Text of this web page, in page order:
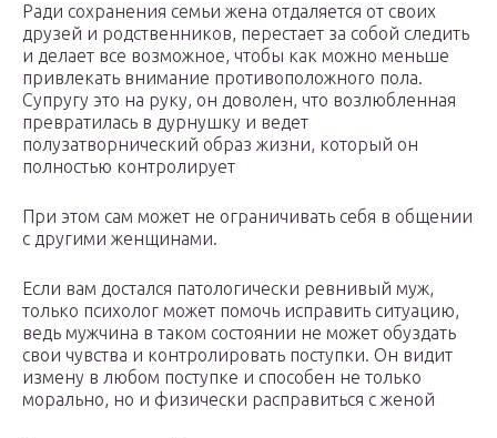
Ради сохранения семьи жена отдаляется от своих
друзей и родственников, перестает за собой следить
и делает все возможное, чтобы как можно меньше
привлекать внимание противоположного пола.
Супругу это на руку, он доволен, что возлюбленная
превратилась в дурнушку и ведет
полузатворнический образ жизни, который он
полностью контролирует
При этом сам может не ограничивать себя в общении
с другими женщинами.
Если вам достался патологически ревнивый муж,
только психолог может помочь исправить ситуацию,
ведь мужчина в таком состоянии не может обуздать
свои чувства и контролировать поступки. Он видит
измену в любом поступке и способен не только
морально, но и физически расправиться с женой